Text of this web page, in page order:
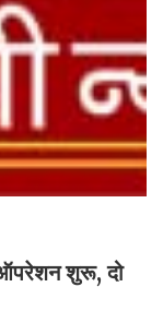
ऑपरेशन शुरू, दो